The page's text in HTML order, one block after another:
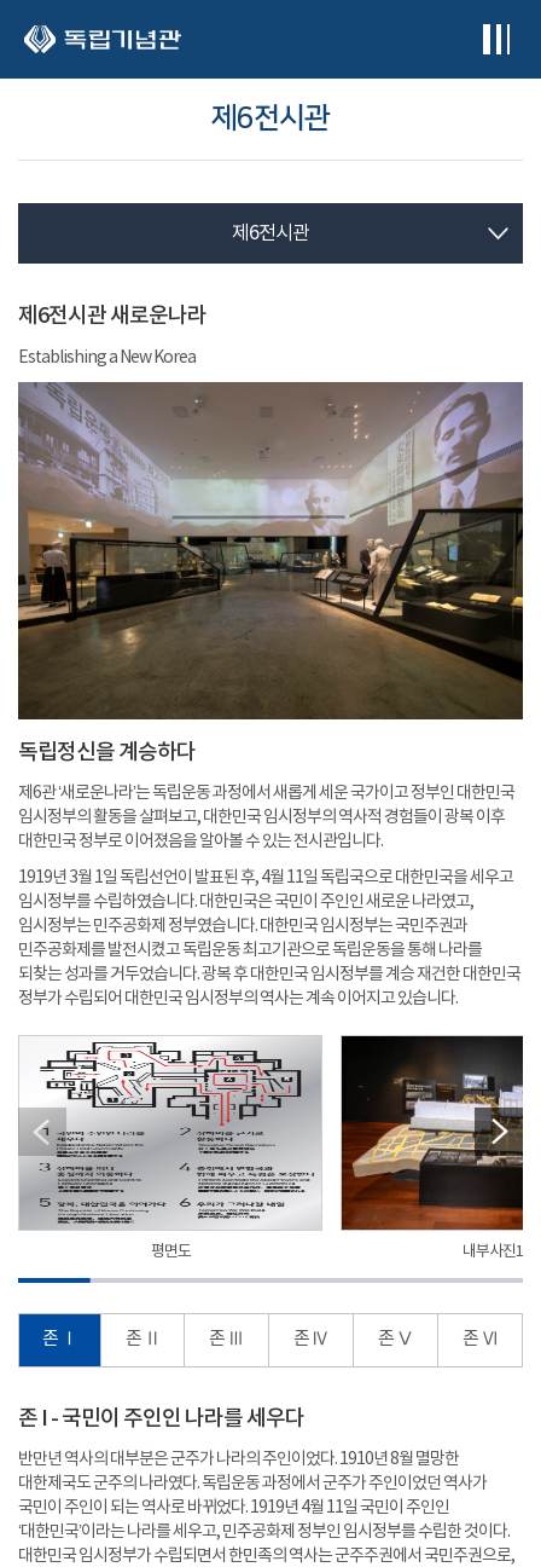
제6전시관
제6전시관
제6전시관 새로운나라
Establishing a New Korea
독립정신을 계승하다
제6관 ‘새로운나라’는 독립운동 과정에서 새롭게 세운 국가이고 정부인 대한민국
임시정부의 활동을 살펴보고, 대한민국 임시정부의 역사적 경험들이 광복 이후
대한민국 정부로 이어졌음을 알아볼 수 있는 전시관입니다.
1919년 3월 1일 독립선언이 발표된 후, 4월 11일 독립국으로 대한민국을 세우고
임시정부를 수립하였습니다. 대한민국은 국민이 주인인 새로운 나라였고,
임시정부는 민주공화제 정부였습니다. 대한민국 임시정부는 국민주권과
민주공화제를 발전시켰고 독립운동 최고기관으로 독립운동을 통해 나라를
되찾는 성과를 거두었습니다. 광복 후 대한민국 임시정부를 계승 재건한 대한민국
정부가 수립되어 대한민국 임시정부의 역사는 계속 이어지고 있습니다.
평면도 내부사진1
존 Ⅰ 존 Ⅱ 존 Ⅲ 존 Ⅳ 존 Ⅴ 존 Ⅵ
존 I - 국민이 주인인 나라를 세우다
반만년 역사의 대부분은 군주가 나라의 주인이었다. 1910년 8월 멸망한
대한제국도 군주의 나라였다. 독립운동 과정에서 군주가 주인이었던 역사가
국민이 주인이 되는 역사로 바뀌었다. 1919년 4월 11일 국민이 주인인
‘대한민국’이라는 나라를 세우고, 민주공화제 정부인 임시정부를 수립한 것이다.
대한민국 임시정부가 수립되면서 한민족의 역사는 군주주권에서 국민주권으로,